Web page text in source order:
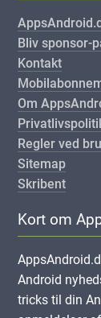
Bliv sponsor-
Kontakt
Om
Regler ved
Sitemap
Skribent
Kort om
Android
tricks til din